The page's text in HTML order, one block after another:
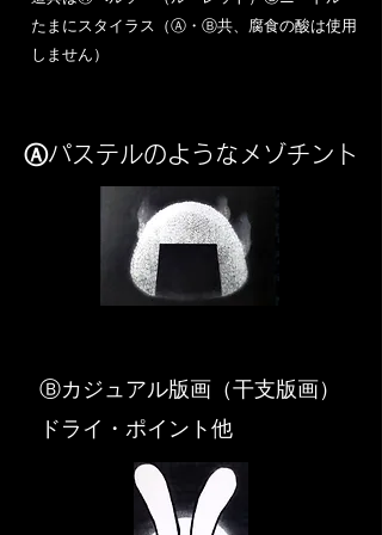
​たまにスタイラス（Ⓐ・Ⓑ共、腐食の酸は使用
しません）
Ⓐパステルのようなメゾチント
​Ⓑカジュアル版画（干支版画）
ドライ・ポイント他